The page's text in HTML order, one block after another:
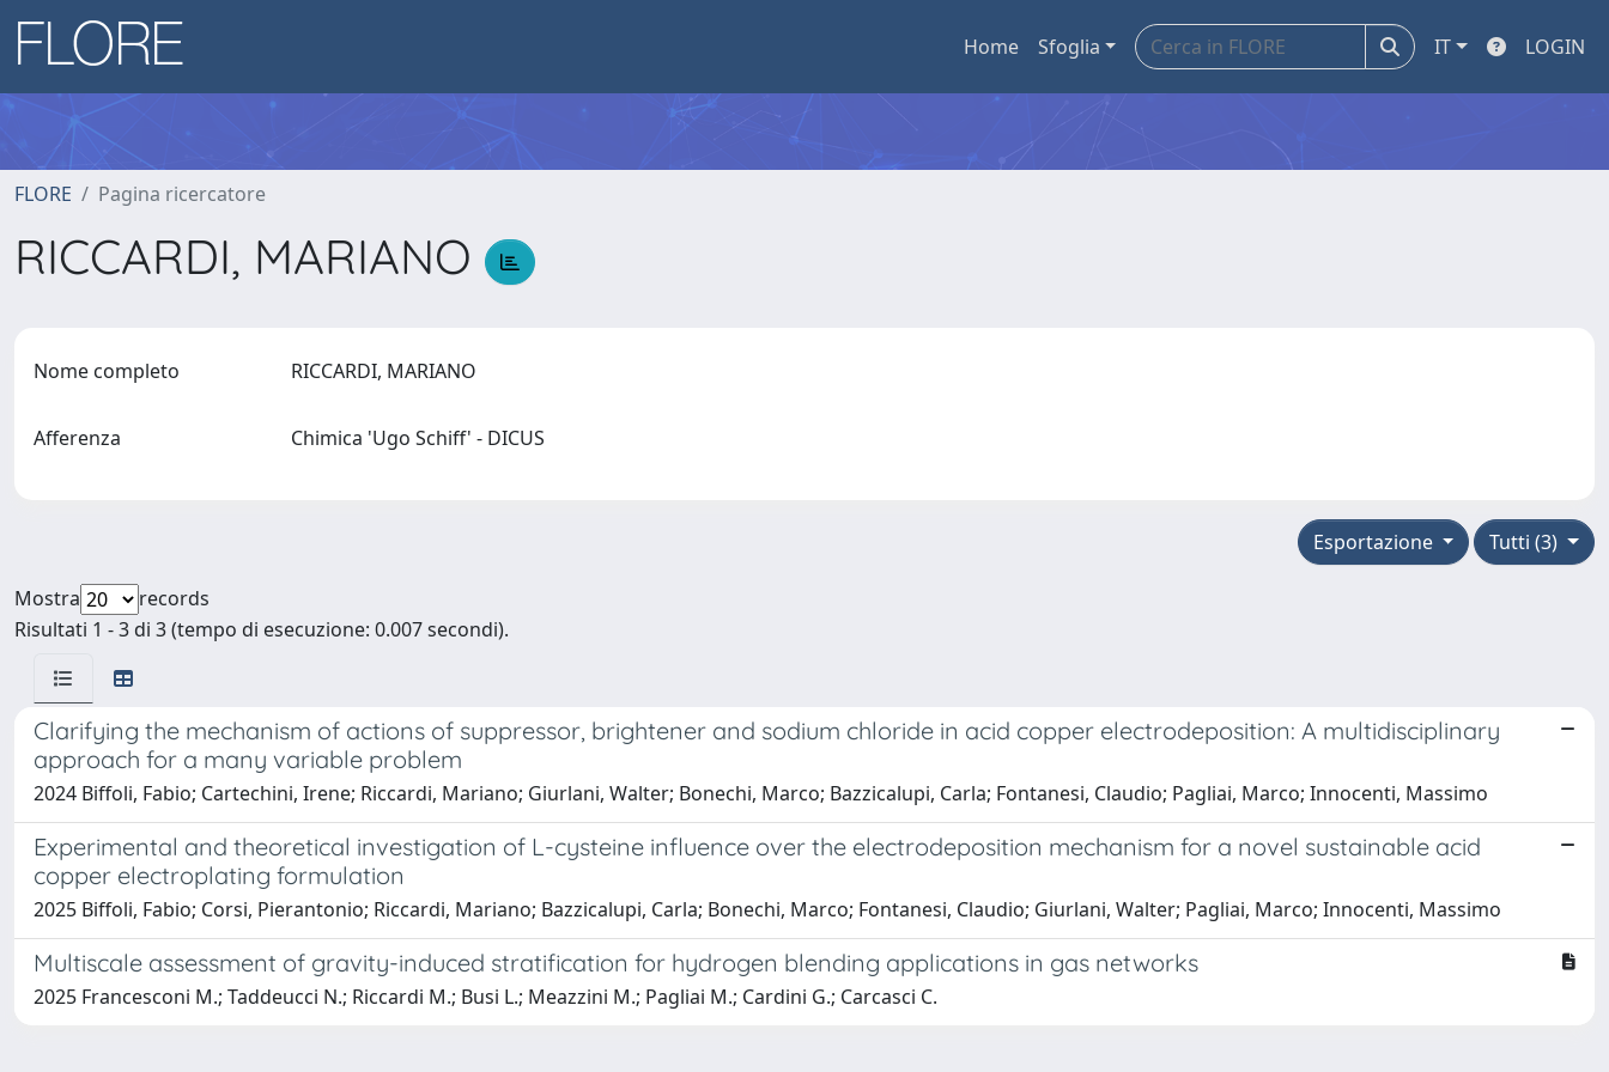
Home Sfoglia IT LOGIN
FLORE Pagina ricercatore
RICCARDI, MARIANO
Nome completo RICCARDI, MARIANO
Afferenza Chimica 'Ugo Schiff' - DICUS
Tutti (3)
Esportazione
Mostra
records
Risultati 1 - 3 di 3 (tempo di esecuzione: 0.007 secondi).
Clarifying the mechanism of actions of suppressor, brightener and sodium chloride in acid copper electrodeposition: A multidisciplinary
approach for a many variable problem
2024 Biffoli, Fabio; Cartechini, Irene; Riccardi, Mariano; Giurlani, Walter; Bonechi, Marco; Bazzicalupi, Carla; Fontanesi, Claudio; Pagliai, Marco; Innocenti, Massimo
Experimental and theoretical investigation of L-cysteine influence over the electrodeposition mechanism for a novel sustainable acid
copper electroplating formulation
2025 Biffoli, Fabio; Corsi, Pierantonio; Riccardi, Mariano; Bazzicalupi, Carla; Bonechi, Marco; Fontanesi, Claudio; Giurlani, Walter; Pagliai, Marco; Innocenti, Massimo
Multiscale assessment of gravity-induced stratification for hydrogen blending applications in gas networks
2025 Francesconi M.; Taddeucci N.; Riccardi M.; Busi L.; Meazzini M.; Pagliai M.; Cardini G.; Carcasci C.